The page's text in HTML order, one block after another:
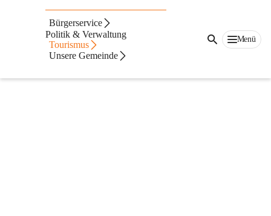
Bürgerservice
Politik & Verwaltung
Tourismus
Unsere Gemeinde
Menü
Freizeittipps_08_2026